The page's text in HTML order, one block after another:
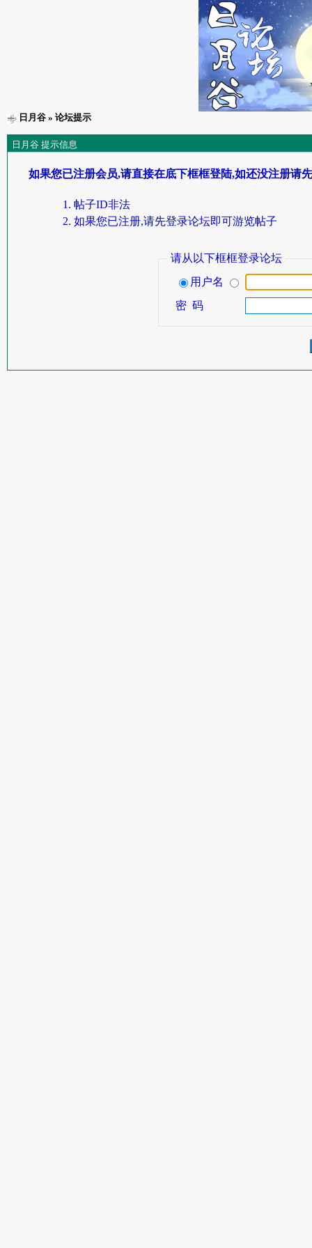
日月谷» 论坛提示
日月谷 提示信息
如果您已注册会员,请直接在底下框框登陆,如还没注册请
帖子ID非法
如果您已注册,请先登录论坛即可游览帖子
请从以下框框登录论坛
用户名
密 码